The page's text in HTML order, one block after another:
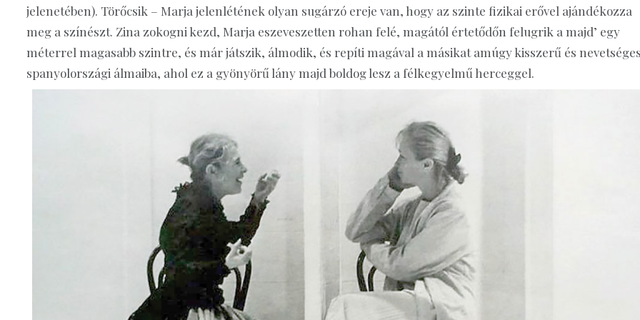
jelenetében). Törőcsik – Marja jelenlétének olyan sugárzó ereje van, hogy az szinte fizikai erővel ajándékozza
meg a színészt. Zina zokogni kezd, Marja eszeveszetten rohan felé, magától értetődőn felugrik a majd’ egy
méterrel magasabb szintre, és már játszik, álmodik, és repíti magával a másikat amúgy kisszerű és
spanyolországi álmaiba, ahol ez a gyönyörű lány majd boldog lesz a félkegyelmű herceggel.